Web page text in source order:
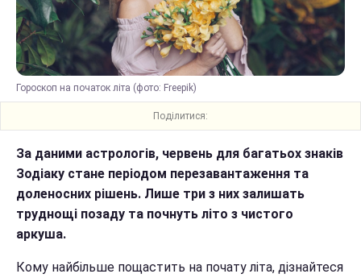
Гороскоп на початок літа (фото: Freepik)
Поділитися:
За даними астрологів, червень для багатьох знаків
Зодіаку стане періодом перезавантаження та
доленосних рішень. Лише три з них залишать
труднощі позаду та почнуть літо з чистого
аркуша.
Кому найбільше пощастить на почату літа, дізнайтеся